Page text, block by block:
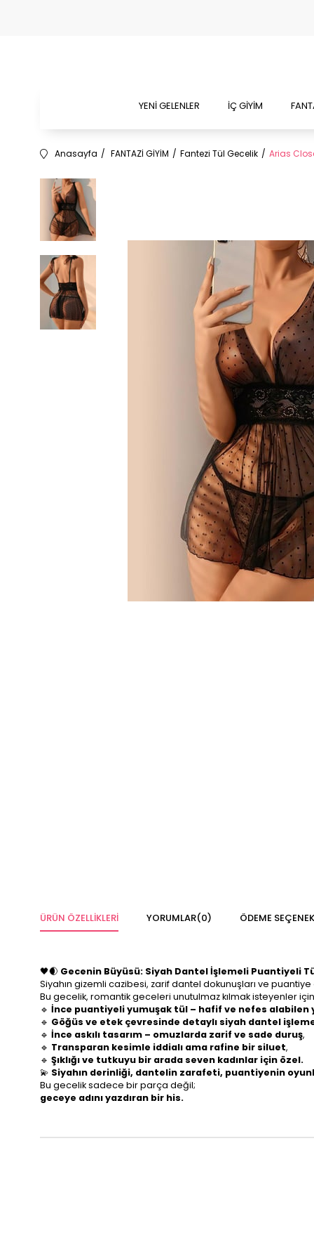
YENİ GELENLER İÇ GİYİM
Anasayfa FANTAZİ GİYİM Fantezi Tül Gecelik Arias
ÜRÜN ÖZELLIKLERI YORUMLAR(0) ÖDEME
🖤🌒 Gecenin Büyüsü: Siyah Dantel İşlemeli Puantiyeli
Siyahın gizemli cazibesi, zarif dantel dokunuşları ve
Bu gecelik, romantik geceleri unutulmaz kılmak isteyenler
🔹 İnce puantiyeli yumuşak tül – hafif ve nefes alabilen
🔹 Göğüs ve etek çevresinde detaylı siyah dantel
🔹 İnce askılı tasarım – omuzlarda zarif ve sade duruş,
🔹 Transparan kesimle iddialı ama rafine bir siluet,
🔹 Şıklığı ve tutkuyu bir arada seven kadınlar için özel.
💫 Siyahın derinliği, dantelin zarafeti, puantiyenin
Bu gecelik sadece bir parça değil;
geceye adını yazdıran bir his.